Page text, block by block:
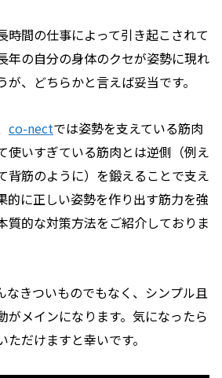
時間の仕事によって引き起こされて
年の自分の身体のクセが姿勢に現れ
、どちらかと言えば妥当です。
co-nectでは姿勢を支えている筋肉
使いすぎている筋肉とは逆側（例え
背筋のように）を鍛えることで支え
的に正しい姿勢を作り出す筋力を強
質的な対策方法をご紹介しておりま
なきついものでもなく、シンプル且
がメインになります。気になったら
だけますと幸いです。